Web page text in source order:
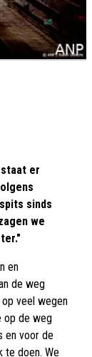
er
sinds
we
en
de weg
veel wegen
op de weg
en voor de
te doen. We